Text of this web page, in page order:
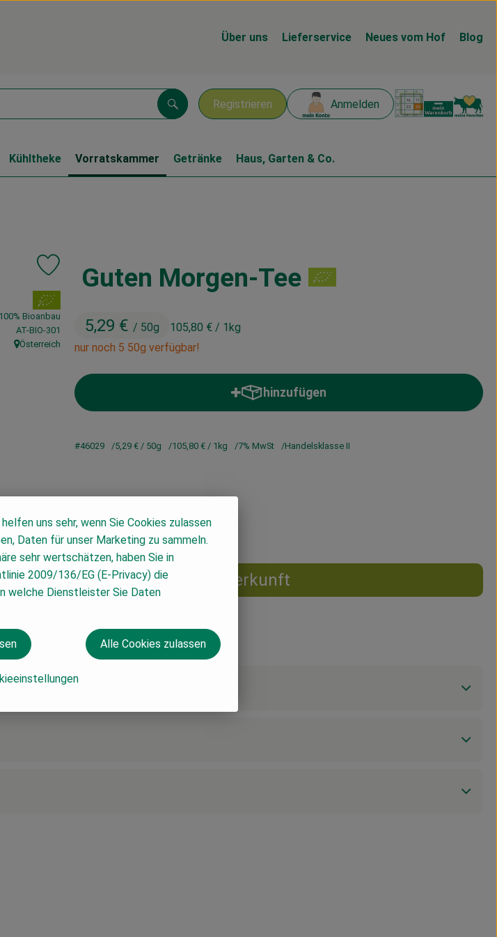
Über uns Lieferservice Neues vom Hof Blog
Registrieren Anmelden
Suchen
Kühltheke Vorratskammer Getränke Haus, Garten & Co.
Guten Morgen-Tee
5,29 € / 50g 105,80 € / 1kg
nur noch 5 50g verfügbar!
Produkt zu Favouriten hinzufügen
, Verband:
100% Bioanbau
, Kontrollstelle:
AT-BIO-301
, Herkunft:
Österreich
hinzufügen
Produkt zum Warenkorb hinzufügen
#46029 5,29 € / 50g 105,80 € / 1kg 7% MwSt Handelsklasse II
Herkunft
uns sehr, wenn Sie Cookies zulassen
Daten für unser Marketing zu sammeln.
sehr wertschätzen, haben Sie in
2009/136/EG (E-Privacy) die
welche Dienstleister Sie Daten
Alle Cookies zulassen